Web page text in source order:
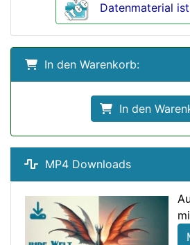
Datenmaterial
In den Warenkorb:
In den
MP4 Downloads